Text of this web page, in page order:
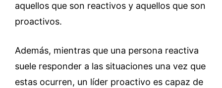
aquellos que son reactivos y aquellos que son
proactivos.
Además, mientras que una persona reactiva
suele responder a las situaciones una vez que
estas ocurren, un líder proactivo es capaz de